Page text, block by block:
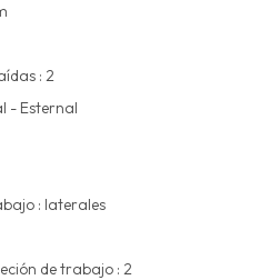
: 2
- Esternal
: laterales
de trabajo : 2